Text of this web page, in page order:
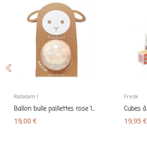
Ratatam !
Ballon bulle paillettes rose 10 cm – Ratatam
19,00 €
Fresk
19,95 €